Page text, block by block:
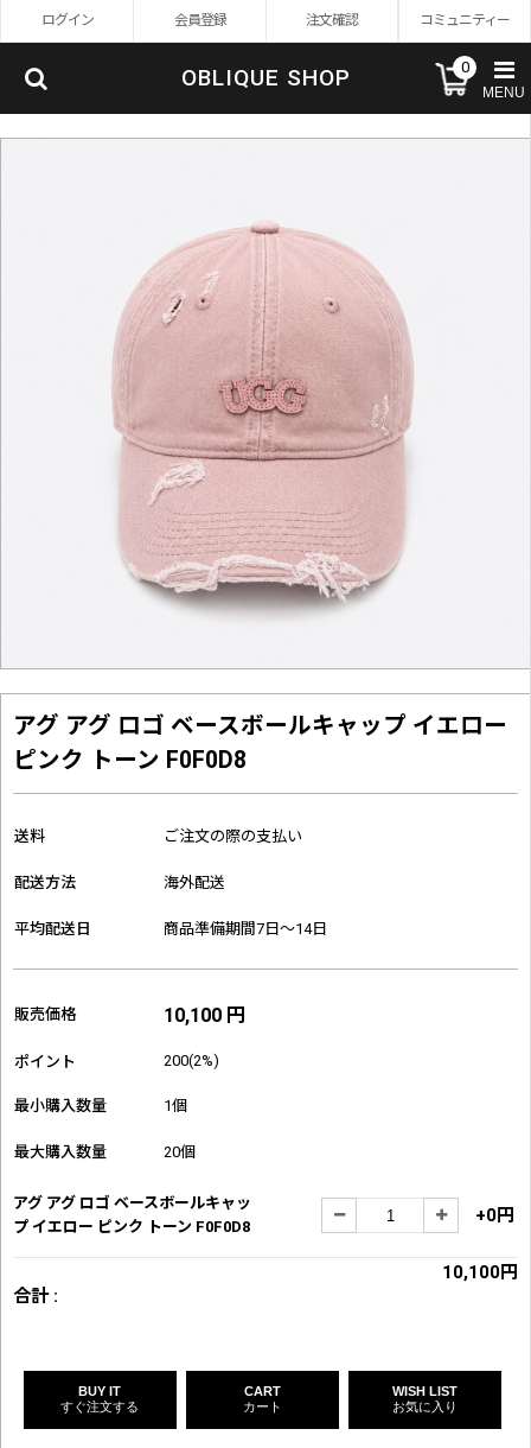
ログイン 会員登録 注文確認 コミュニティー
OBLIQUE SHOP 0
MENU
アグ アグ ロゴ ベースボールキャップ イエロー
ピンク トーン F0F0D8
送料 ご注文の際の支払い
配送方法 海外配送
平均配送日 商品準備期間7日～14日
販売価格 10,100 円
ポイント 200(2%)
最小購入数量 1個
最大購入数量 20個
アグ アグ ロゴ ベースボールキャッ
プ イエロー ピンク トーン F0F0D8
+0円
合計 :
10,100円
BUY IT
すぐ注文する
CART
カート
WISH LIST
お気に入り